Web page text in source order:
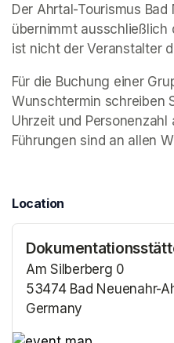
Der Ahrtal-Tourismus
übernimmt
ist nicht der Veranstalter
Für die Buchung einer
Wunschtermin schreiben
Uhrzeit und
Führungen sind an allen
Location
Am Silberberg 0
53474 Bad Neuenahr-
Germany